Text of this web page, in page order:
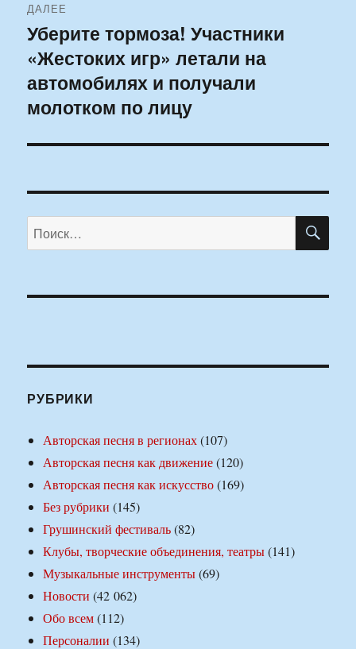
ДАЛЕЕ
Следующая
запись:
Уберите тормоза! Участники
«Жестоких игр» летали на
автомобилях и получали
молотком по лицу
Искать:
РУБРИКИ
Авторская песня в регионах(107)
Авторская песня как движение(120)
Авторская песня как искусство(169)
Без рубрики (145)
Грушинский фестиваль(82)
Клубы, творческие объединения, театры(141)
Музыкальные инструменты(69)
Новости (42 062)
Обо всем(112)
Персоналии (134)